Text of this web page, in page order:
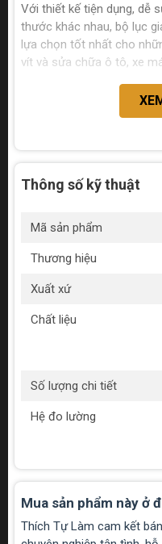
Với thiết kế tiện dụng, dễ
thước khác nhau, bộ lục
lựa chọn tốt nhất cho
vít và sửa chữa ô tô, xe
Thông số kỹ thuật
Mã sản phẩm
Thương hiệu
Xuất xứ
Chất liệu
Số lượng chi tiết
Hệ đo lường
Mua sản phẩm này ở
Thích Tự Làm cam kết